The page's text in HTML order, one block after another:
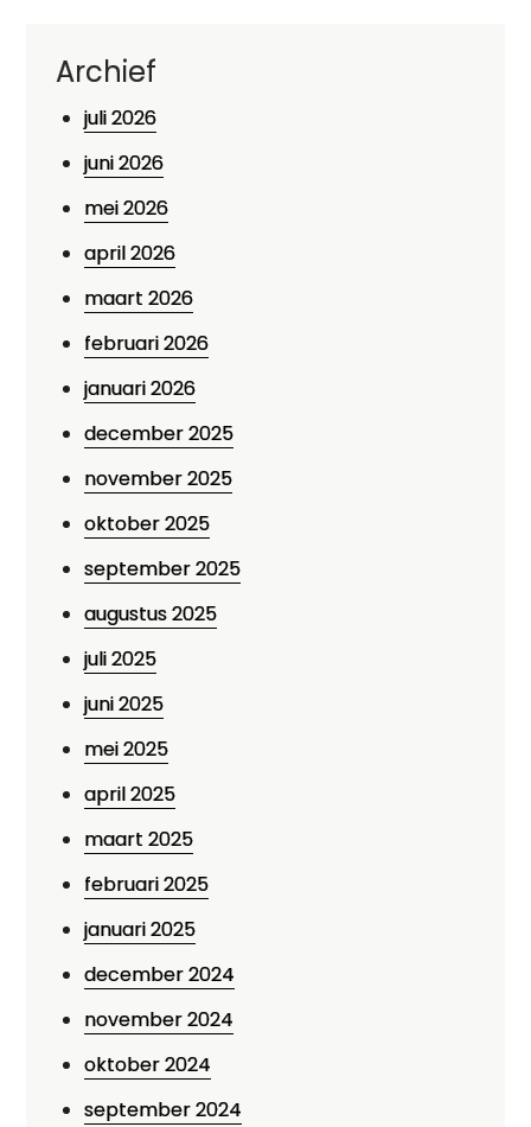
Archief
juli 2026
juni 2026
mei 2026
april 2026
maart 2026
februari 2026
januari 2026
december 2025
november 2025
oktober 2025
september 2025
augustus 2025
juli 2025
juni 2025
mei 2025
april 2025
maart 2025
februari 2025
januari 2025
december 2024
november 2024
oktober 2024
september 2024